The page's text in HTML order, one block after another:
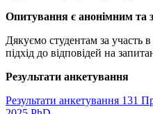
Опитування є анонімним та
Дякуємо студентам за участь
підхід до відповідей на
Результати анкетування
Результати анкетування 131